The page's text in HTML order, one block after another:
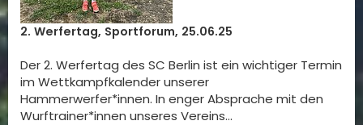
2. Werfertag, Sportforum, 25.06.25
Der 2. Werfertag des SC Berlin ist ein wichtiger Termin
im Wettkampfkalender unserer
Hammerwerfer*innen. In enger Absprache mit den
Wurftrainer*innen unseres Vereins…